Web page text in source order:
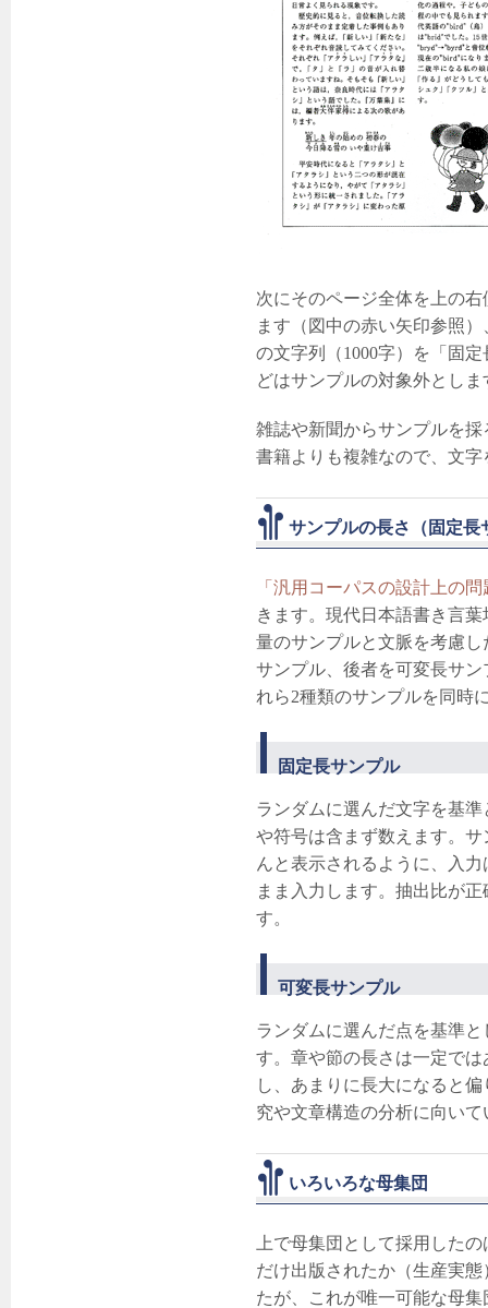
次にそのページ全体を上の
ます（図中の赤い矢印参照
の文字列（1000字）を「固
どはサンプルの対象外としま
雑誌や新聞からサンプルを
書籍よりも複雑なので、文
サンプルの長さ（固定長
「汎用コーパスの設計上の
きます。現代日本語書き言
量のサンプルと文脈を考慮
サンプル、後者を可変長サ
れら2種類のサンプルを同時
固定長サンプル
ランダムに選んだ文字を基
や符号は含まず数えます。
んと表示されるように、入
まま入力します。抽出比が
す。
可変長サンプル
ランダムに選んだ点を基準
す。章や節の長さは一定で
し、あまりに長大になると
究や文章構造の分析に向いて
いろいろな母集団
上で母集団として採用した
だけ出版されたか（生産実
たが、これが唯一可能な母